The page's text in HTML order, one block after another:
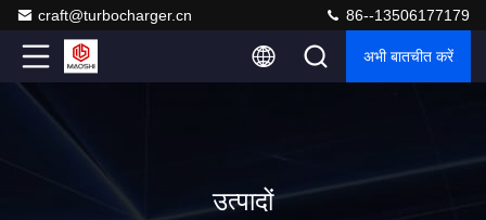
craft@turbocharger.cn 86--13506177179
अभी बातचीत करें
उत्पादों